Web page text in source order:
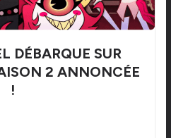
DÉBARQUE SUR
2 ANNONCÉE
!